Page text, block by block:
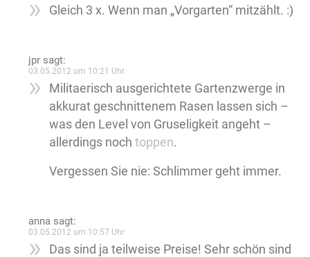
Gleich 3 x. Wenn man „Vorgarten“ mitzählt. :)
jpr sagt:
03.05.2012 um 10:21 Uhr
Militaerisch ausgerichtete Gartenzwerge in
akkurat geschnittenem Rasen lassen sich –
was den Level von Gruseligkeit angeht –
allerdings noch toppen.
Vergessen Sie nie: Schlimmer geht immer.
anna sagt:
03.05.2012 um 10:57 Uhr
Das sind ja teilweise Preise! Sehr schön sind